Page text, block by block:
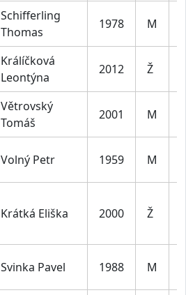
Schifferling
Thomas
1978 M
Králíčková
Leontýna
2012 Ž
Větrovský
Tomáš
2001 M
Volný Petr 1959 M
Krátká Eliška 2000 Ž
Svinka Pavel 1988 M